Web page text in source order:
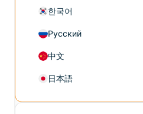
한국어
Русский
中文
日本語